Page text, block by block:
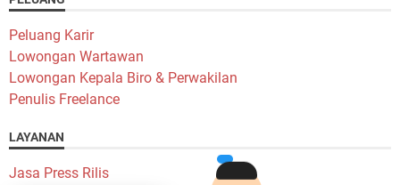
Peluang Karir
Lowongan Wartawan
Lowongan Kepala Biro & Perwakilan
Penulis Freelance
LAYANAN
Jasa Press Rilis